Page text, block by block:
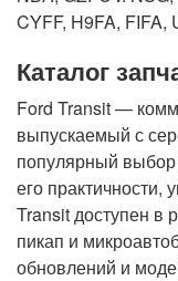
CYFF, H9FA, FIFA,
Каталог
Ford Transit —
выпускаемый с
популярный выбор
его практичности,
Transit доступен в
пикап и
обновлений и